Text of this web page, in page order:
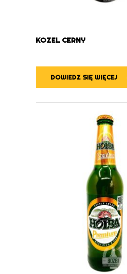
KOZEL CERNY
DOWIEDZ SIĘ WIĘCEJ
DOWIEDZ SIĘ